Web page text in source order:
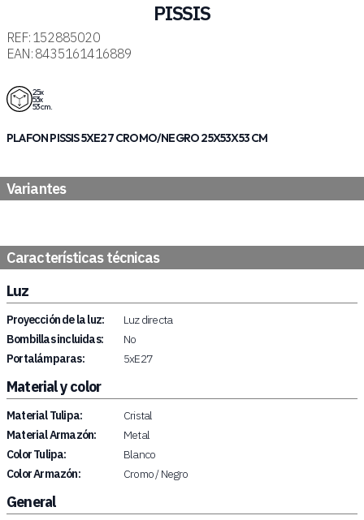
PISSIS
REF: 152885020
EAN: 8435161416889
25x
53x
53 cm.
PLAFON PISSIS 5XE27 CROMO/NEGRO 25X53X53 CM
Variantes
Características técnicas
Luz
Proyección de la luz:
Luz directa
Bombillas incluidas:
No
Portalámparas:
5xE27
Material y color
Material Tulipa:
Cristal
Material Armazón:
Metal
Color Tulipa:
Blanco
Color Armazón:
Cromo / Negro
General